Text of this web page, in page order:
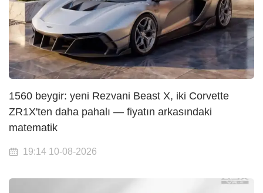
1560 beygir: yeni Rezvani Beast X, iki Corvette
ZR1X'ten daha pahalı — fiyatın arkasındaki
matematik
19:14 10-08-2026